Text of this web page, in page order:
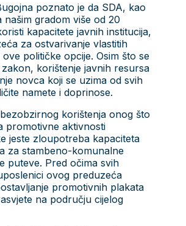
poznato je da SDA, kao
gradom više od 20
kapacitete javnih institucija,
za ostvarivanje vlastitih
političke opcije. Osim što se
korištenje javnih resursa
novca koji se uzima od svih
namete i doprinose.
korištenja onog što
promotivne aktivnosti
jeste zloupotreba kapaciteta
za stambeno-komunalne
puteve. Pred očima svih
ovog preduzeća
promotivnih plakata
na području cijelog